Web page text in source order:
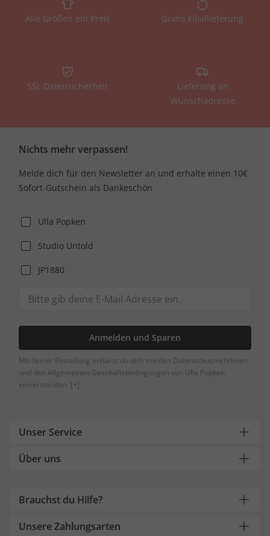
Alle Größen ein Preis Gratis Filiallieferung
SSL Datensicherheit
Lieferung an
Wunschadresse
Nichts mehr verpassen!
Melde dich für den Newsletter an und erhalte einen 10€
Sofort-Gutschein als Dankeschön
Ulla Popken
Studio Untold
JP1880
Anmelden und Sparen
Mit deiner Bestellung erklärst du dich mit den Datenschutzrichtlinien
und den Allgemeinen Geschäftsbedingungen von Ulla Popken
einverstanden. [+]
Unser Service
Über uns
Brauchst du Hilfe?
Unsere Zahlungsarten